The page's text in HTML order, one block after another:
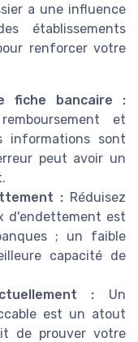
a une influence
établissements
renforcer votre
fiche bancaire :
et
informations sont
peut avoir un
: Réduisez
d'endettement est
; un faible
capacité de
: Un
est un atout
de prouver votre